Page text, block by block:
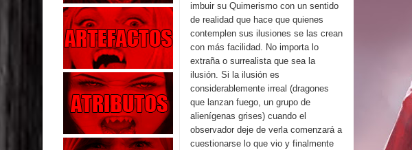
Parte 01: El Enemigo Interior
Exaltados y Muertos Vivientes
Los Muertos se Levantan (Relato)
Los Monstruos más Buscados
Parte 09: Los Muertos Cuentan Cuentos
imbuir su Quimerismo con un sentido
de realidad que hace que quienes
contemplen sus ilusiones se las crean
con más facilidad. No importa lo
extraña o surrealista que sea la
ilusión. Si la ilusión es
considerablemente irreal (dragones
que lanzan fuego, un grupo de
alienígenas grises) cuando el
observador deje de verla comenzará a
cuestionarse lo que vio y finalmente